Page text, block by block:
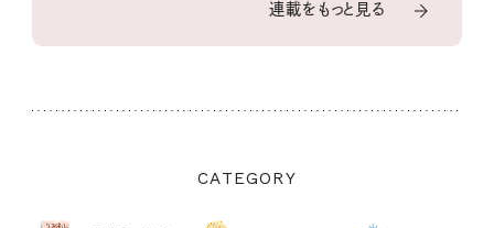
連載をもっと見る
CATEGORY